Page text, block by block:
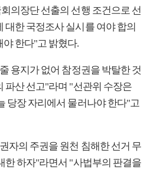
의장단 선출의 선행 조건으로 선
대한 국정조사 실시를 여야 합의
야 한다"고 밝혔다.
용지가 없어 참정권을 박탈한 것
파산 선고"라며 "선관위 수장은
당장 자리에서 물러나야 한다"고
자의 주권을 원천 침해한 선거 무
한 하자"라면서 "사법부의 판결을